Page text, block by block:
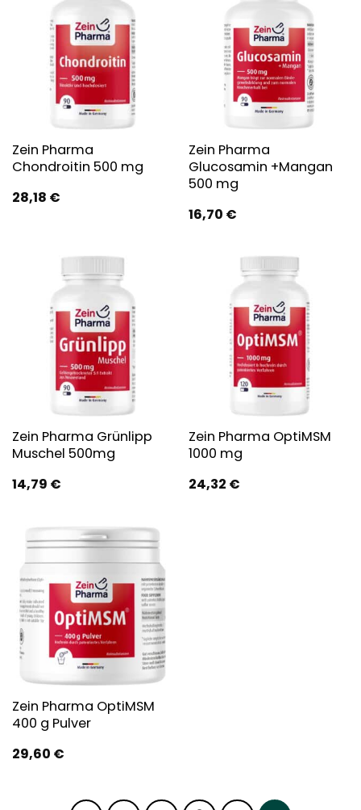
Zein Pharma
Chondroitin 500 mg
28,18 €
Zein Pharma
Glucosamin +Mangan
500 mg
16,70 €
Zein Pharma Grünlipp
Muschel 500mg
14,79 €
Zein Pharma OptiMSM
1000 mg
24,32 €
Zein Pharma OptiMSM
400 g Pulver
29,60 €